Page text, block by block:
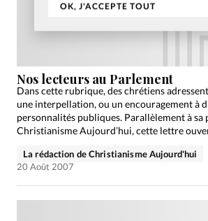
OK, J'ACCEPTE TOUT
Nos lecteurs au Parlement
Dans cette rubrique, des chrétiens
une interpellation, ou un encouragement à
personnalités publiques. Parallèlement à sa
Christianisme Aujourd’hui, cette lettre
La rédaction de Christianisme Aujourd'hui
20 Août 2007